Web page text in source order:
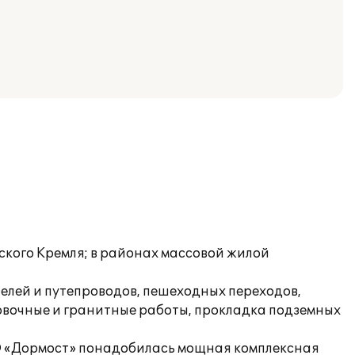
Кремля; в районах массовой жилой
и путепроводов, пешеходных переходов,
и гранитные работы, прокладка подземных
«Дормост» понадобилась мощная комплексная